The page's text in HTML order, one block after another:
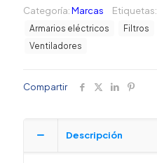
Categoría:Marcas Etiquetas:
Armarios eléctricos
Filtros
Ventiladores
Compartir
Descripción